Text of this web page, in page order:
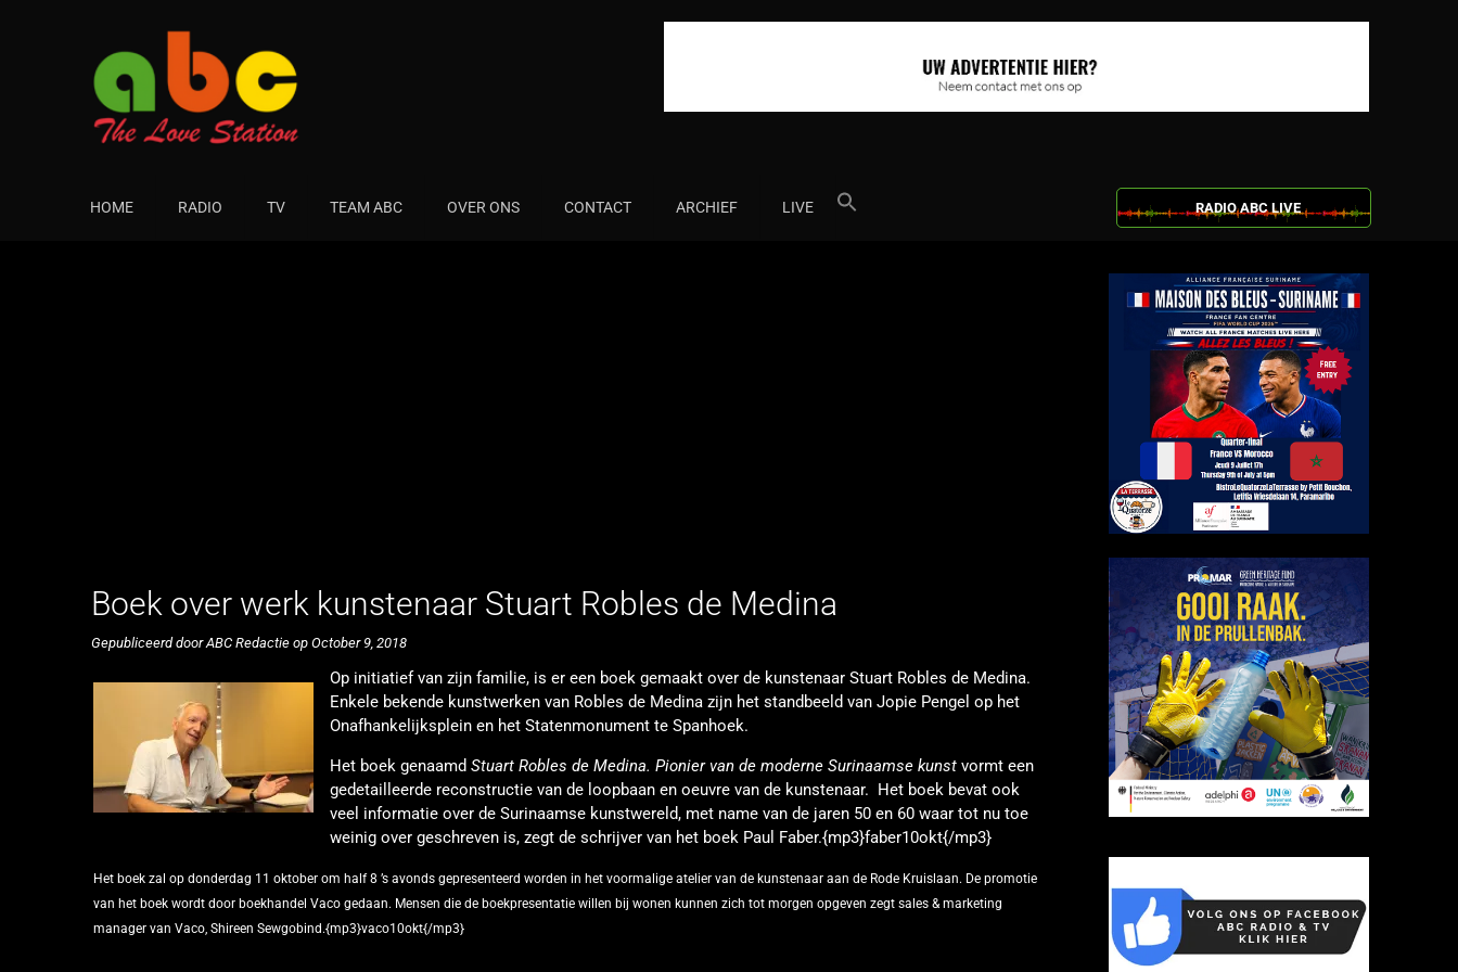
HOME RADIO TV TEAM ABC OVER ONS CONTACT ARCHIEF LIVE
Search
for:
RADIO ABC LIVE
Boek over werk kunstenaar Stuart Robles de Medina
Gepubliceerd door ABC Redactie op October 9, 2018
Op initiatief van zijn familie, is er een boek gemaakt over de kunstenaar Stuart Robles de Medina.
Enkele bekende kunstwerken van Robles de Medina zijn het standbeeld van Jopie Pengel op het
Onafhankelijksplein en het Statenmonument te Spanhoek.
Het boek genaamd Stuart Robles de Medina. Pionier van de moderne Surinaamse kunstvormt een
gedetailleerde reconstructie van de loopbaan en oeuvre van de kunstenaar. Het boek bevat ook
veel informatie over de Surinaamse kunstwereld, met name van de jaren 50 en 60 waar tot nu toe
weinig over geschreven is, zegt de schrijver van het boek Paul Faber.{mp3}faber10okt{/mp3}
Het boek zal op donderdag 11 oktober om half 8 ’s avonds gepresenteerd worden in het voormalige atelier van de kunstenaar aan de Rode Kruislaan. De promotie
van het boek wordt door boekhandel Vaco gedaan. Mensen die de boekpresentatie willen bij wonen kunnen zich tot morgen opgeven zegt sales & marketing
manager van Vaco, Shireen Sewgobind.{mp3}vaco10okt{/mp3}